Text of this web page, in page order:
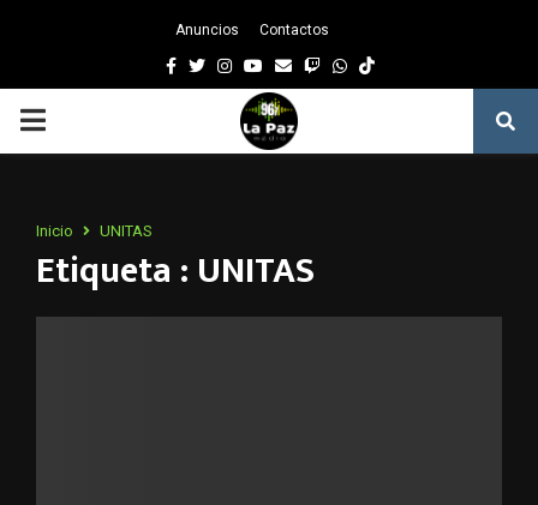
Anuncios Contactos
Facebook
TwitterInstagram
Youtube
EmailTwitchWhatsapp
PRIMARY
Inicio UNITAS
Etiqueta : UNITAS